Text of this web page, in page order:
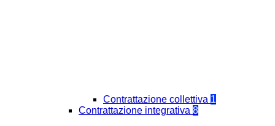
Contrattazione collettiva 1
Contrattazione integrativa 8